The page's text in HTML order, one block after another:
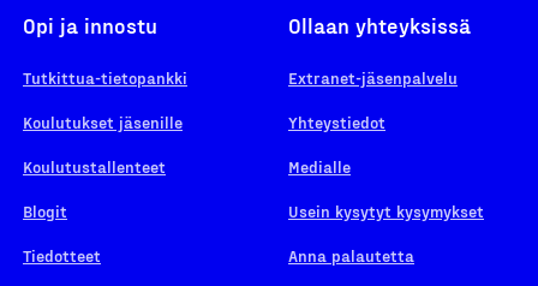
Opi ja innostu
Tutkittua-tietopankki
Koulutukset jäsenille
Koulutustallenteet
Blogit
Tiedotteet
Ollaan yhteyksissä
Extranet-jäsenpalvelu
Yhteystiedot
Medialle
Usein kysytyt kysymykset
Anna palautetta